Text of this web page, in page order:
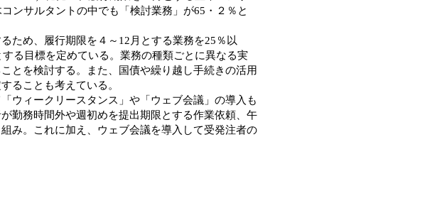
ンサルタントの中でも「検討業務」が65・２％と
ため、履行期限を４～12月とする業務を25％以
る目標を定めている。業務の種類ごとに異なる実
とを検討する。また、国債や繰り越し手続きの活用
ることも考えている。
ウィークリースタンス」や「ウェブ会議」の導入も
勤務時間外や週初めを提出期限とする作業依頼、午
み。これに加え、ウェブ会議を導入して受発注者の